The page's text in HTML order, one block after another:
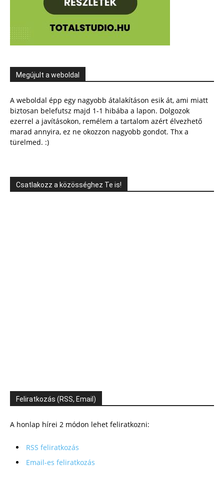
Megújult a weboldal
A weboldal épp egy nagyobb átalakításon esik át, ami miatt
biztosan belefutsz majd 1-1 hibába a lapon. Dolgozok
ezerrel a javításokon, remélem a tartalom azért élvezhető
marad annyira, ez ne okozzon nagyobb gondot. Thx a
türelmed. :)
Csatlakozz a közösséghez Te is!
Feliratkozás (RSS, Email)
A honlap hírei 2 módon lehet feliratkozni:
RSS feliratkozás
Email-es feliratkozás